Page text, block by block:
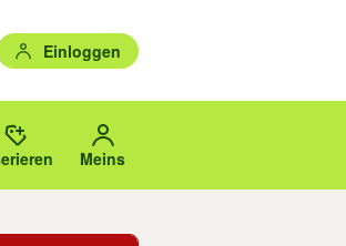
Einloggen
auswählen.
mit den Pfeiltasten nach oben/
PLZ. Meins